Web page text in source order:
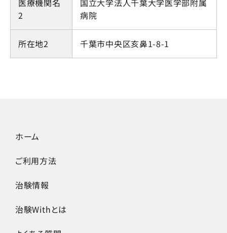
医療機関名
2
国立大学法人千葉大学医学部附属
病院
所在地2 千葉市中央区亥鼻1-8-1
ホーム
ご利用方法
治験情報
治験Withとは